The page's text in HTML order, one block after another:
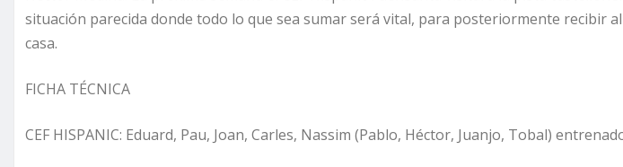
situación parecida donde todo lo que sea sumar será vital, para posteriormente recibir
casa.
FICHA TÉCNICA
CEF HISPANIC: Eduard, Pau, Joan, Carles, Nassim (Pablo, Héctor, Juanjo, Tobal)